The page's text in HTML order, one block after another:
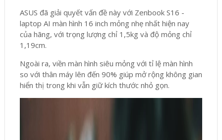
ASUS đã giải quyết vấn đề này với Zenbook S16 -
laptop AI màn hình 16 inch mỏng nhẹ nhất hiện nay
của hãng, với trọng lượng chỉ 1,5kg và độ mỏng chỉ
1,19cm.
Ngoài ra, viền màn hình siêu mỏng với tỉ lệ màn hình
so với thân máy lên đến 90% giúp mở rộng không gian
hiển thị trong khi vẫn giữ kích thước nhỏ gọn.